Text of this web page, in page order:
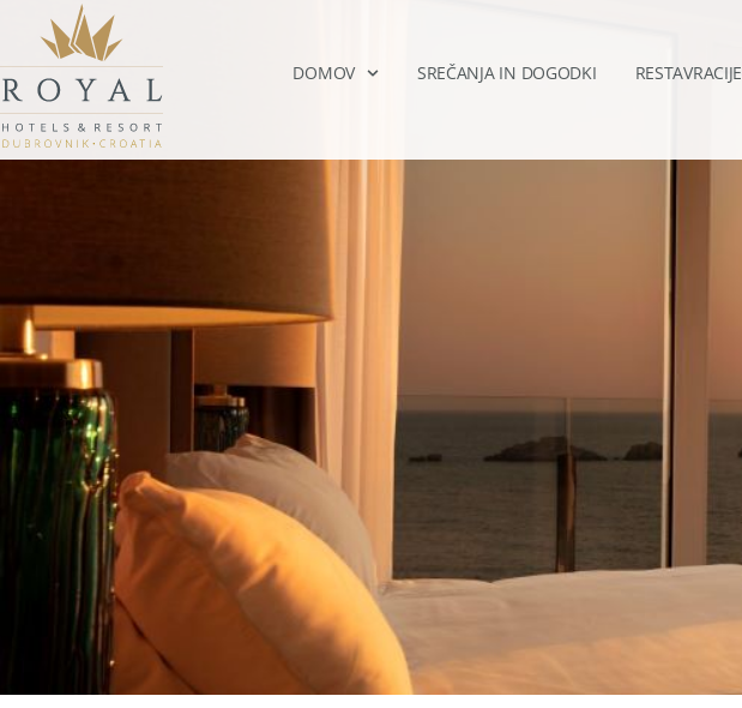
DOMOV SREČANJA IN DOGODKI RESTAVRACIJE